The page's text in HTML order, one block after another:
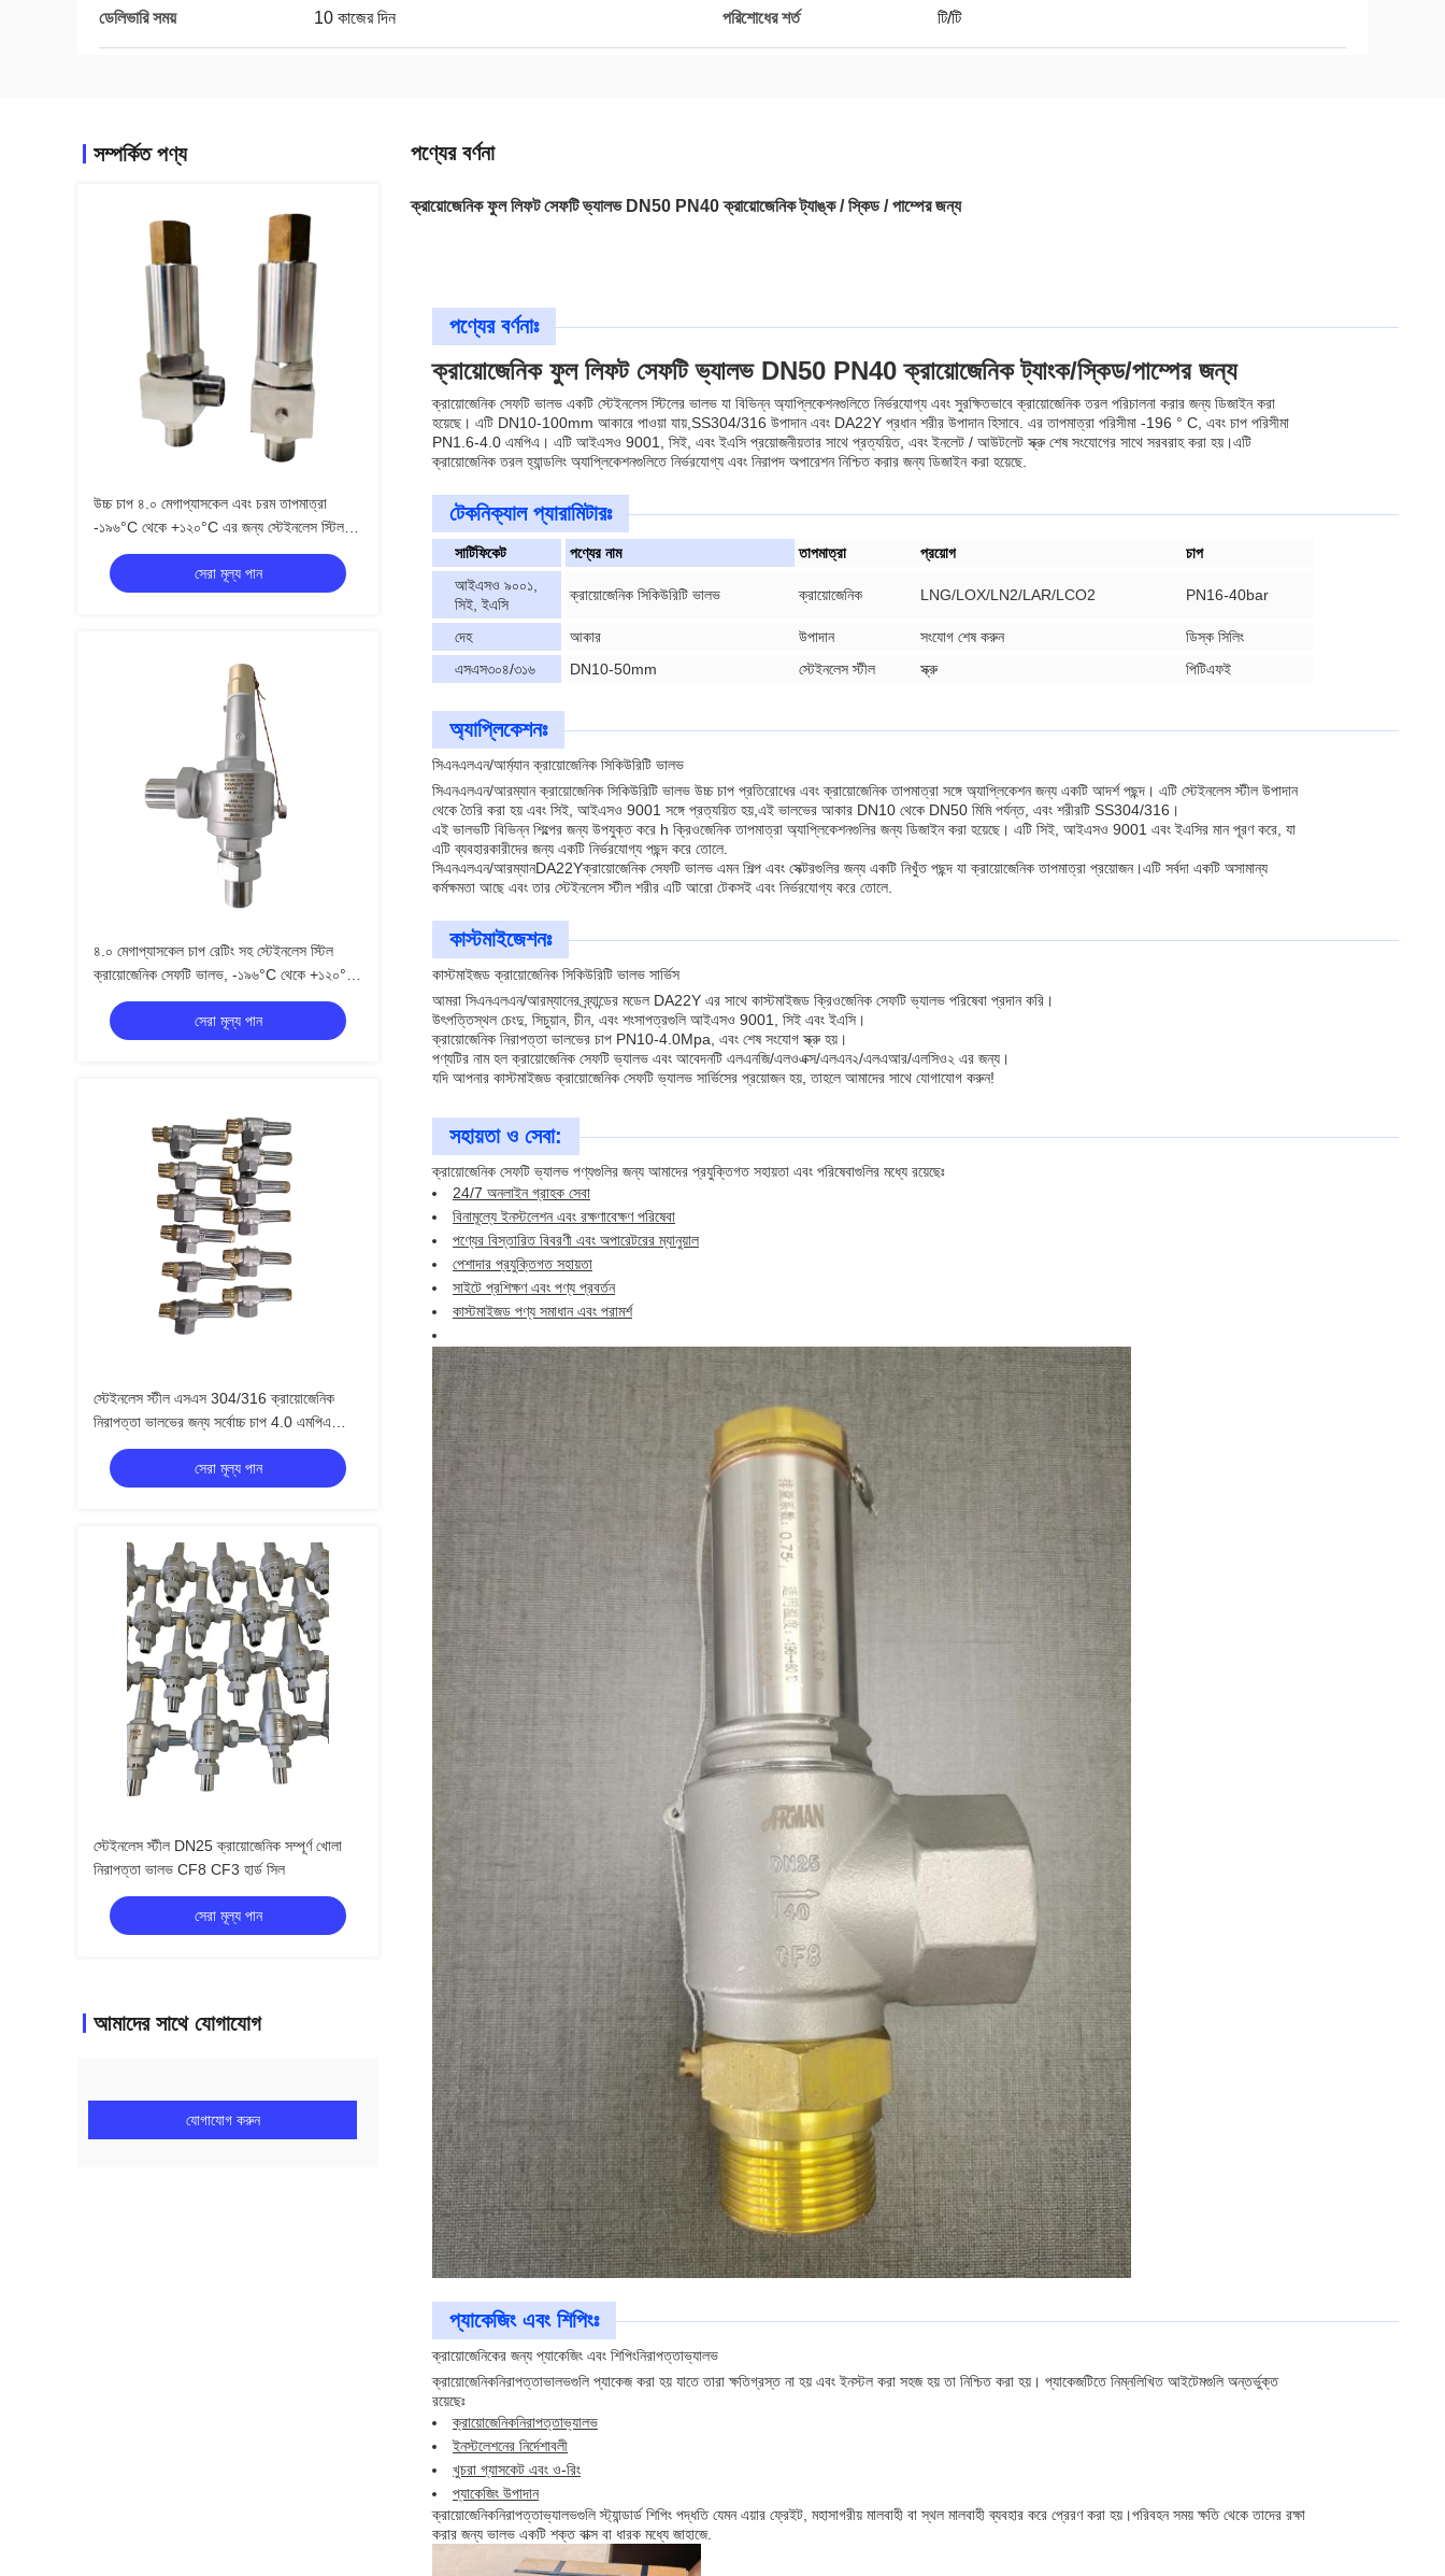
ডেলিভারি সময় 10 কাজের দিন পরিশোধের শর্ত টি/টি
সম্পর্কিত পণ্য
উচ্চ চাপ ৪.০ মেগাপ্যাসকেল এবং চরম তাপমাত্রা
-১৯৬°C থেকে +১২০°C এর জন্য স্টেইনলেস স্টিল
ক্রায়োজেনিক সেফটি ভালভ
সেরা মূল্য পান
৪.০ মেগাপ্যাসকেল চাপ রেটিং সহ স্টেইনলেস স্টিল
ক্রায়োজেনিক সেফটি ভালভ, -১৯৬°C থেকে +১২০°C
অ্যাপ্লিকেশনের জন্য
সেরা মূল্য পান
স্টেইনলেস স্টীল এসএস 304/316 ক্রায়োজেনিক
নিরাপত্তা ভালভের জন্য সর্বোচ্চ চাপ 4.0 এমপিএ
-196 °C থেকে +120 °C তাপমাত্রা পরিসীমা
সেরা মূল্য পান
স্টেইনলেস স্টীল DN25 ক্রায়োজেনিক সম্পূর্ণ খোলা
নিরাপত্তা ভালভ CF8 CF3 হার্ড সিল
সেরা মূল্য পান
আমাদের সাথে যোগাযোগ
যোগাযোগ করুন
পণ্যের বর্ণনা
ক্রায়োজেনিক ফুল লিফট সেফটি ভ্যালভ DN50 PN40 ক্রায়োজেনিক ট্যাঙ্ক / স্কিড / পাম্পের জন্য
পণ্যের বর্ণনাঃ
ক্রায়োজেনিক ফুল লিফট সেফটি ভ্যালভ DN50 PN40 ক্রায়োজেনিক ট্যাংক/স্কিড/পাম্পের জন্য
ক্রায়োজেনিক সেফটি ভালভ একটি স্টেইনলেস স্টিলের ভালভ যা বিভিন্ন অ্যাপ্লিকেশনগুলিতে নির্ভরযোগ্য এবং সুরক্ষিতভাবে ক্রায়োজেনিক তরল পরিচালনা করার জন্য ডিজাইন করা
হয়েছে। এটি DN10-100mm আকারে পাওয়া যায়,SS304/316 উপাদান এবং DA22Y প্রধান শরীর উপাদান হিসাবে. এর তাপমাত্রা পরিসীমা -196 ° C, এবং চাপ পরিসীমা
PN1.6-4.0 এমপিএ। এটি আইএসও 9001, সিই, এবং ইএসি প্রয়োজনীয়তার সাথে প্রত্যয়িত, এবং ইনলেট / আউটলেট স্ক্রু শেষ সংযোগের সাথে সরবরাহ করা হয়।এটি
ক্রায়োজেনিক তরল হ্যান্ডলিং অ্যাপ্লিকেশনগুলিতে নির্ভরযোগ্য এবং নিরাপদ অপারেশন নিশ্চিত করার জন্য ডিজাইন করা হয়েছে.
টেকনিক্যাল প্যারামিটারঃ
সার্টিফিকেট পণ্যের নাম তাপমাত্রা প্রয়োগ
চাপ
আইএসও ৯০০১,
সিই, ইএসি
ক্রায়োজেনিক সিকিউরিটি ভালভ ক্রায়োজেনিক LNG/LOX/LN2/LAR/LCO2 PN16-40bar
দেহ আকার উপাদান সংযোগ শেষ করুন
ডিস্ক সিলিং
এসএস৩০৪/৩১৬
DN10-50mm স্টেইনলেস স্টীল স্ক্রু পিটিএফই
অ্যাপ্লিকেশনঃ
সিএনএলএন/আর্ম্যান ক্রায়োজেনিক সিকিউরিটি ভালভ
সিএনএলএন/আরম্যান ক্রায়োজেনিক সিকিউরিটি ভালভ উচ্চ চাপ প্রতিরোধের এবং ক্রায়োজেনিক তাপমাত্রা সঙ্গে অ্যাপ্লিকেশন জন্য একটি আদর্শ পছন্দ। এটি স্টেইনলেস স্টীল উপাদান
থেকে তৈরি করা হয় এবং সিই, আইএসও 9001 সঙ্গে প্রত্যয়িত হয়,এই ভালভের আকার DN10 থেকে DN50 মিমি পর্যন্ত, এবং শরীরটি SS304/316।
এই ভালভটি বিভিন্ন শিল্পের জন্য উপযুক্ত করে h ক্রিওজেনিক তাপমাত্রা অ্যাপ্লিকেশনগুলির জন্য ডিজাইন করা হয়েছে। এটি সিই, আইএসও 9001 এবং ইএসির মান পূরণ করে, যা
এটি ব্যবহারকারীদের জন্য একটি নির্ভরযোগ্য পছন্দ করে তোলে.
সিএনএলএন/আরম্যানDA22Yক্রায়োজেনিক সেফটি ভালভ এমন শিল্প এবং সেক্টরগুলির জন্য একটি নিখুঁত পছন্দ যা ক্রায়োজেনিক তাপমাত্রা প্রয়োজন।এটি সর্বদা একটি অসামান্য
কর্মক্ষমতা আছে এবং তার স্টেইনলেস স্টীল শরীর এটি আরো টেকসই এবং নির্ভরযোগ্য করে তোলে.
কাস্টমাইজেশনঃ
কাস্টমাইজড ক্রায়োজেনিক সিকিউরিটি ভালভ সার্ভিস
আমরা সিএনএলএন/আরম্যানের ব্র্যান্ডের মডেল DA22Y এর সাথে কাস্টমাইজড ক্রিওজেনিক সেফটি ভ্যালভ পরিষেবা প্রদান করি।
উৎপত্তিস্থল চেংদু, সিচুয়ান, চীন, এবং শংসাপত্রগুলি আইএসও 9001, সিই এবং ইএসি।
ক্রায়োজেনিক নিরাপত্তা ভালভের চাপ PN10-4.0Mpa, এবং শেষ সংযোগ স্ক্রু হয়।
পণ্যটির নাম হল ক্রায়োজেনিক সেফটি ভ্যালভ এবং আবেদনটি এলএনজি/এলওএক্স/এলএন২/এলএআর/এলসিও২ এর জন্য।
যদি আপনার কাস্টমাইজড ক্রায়োজেনিক সেফটি ভ্যালভ সার্ভিসের প্রয়োজন হয়, তাহলে আমাদের সাথে যোগাযোগ করুন!
সহায়তা ও সেবা:
ক্রায়োজেনিক সেফটি ভ্যালভ পণ্যগুলির জন্য আমাদের প্রযুক্তিগত সহায়তা এবং পরিষেবাগুলির মধ্যে রয়েছেঃ
24/7 অনলাইন গ্রাহক সেবা
বিনামূল্যে ইনস্টলেশন এবং রক্ষণাবেক্ষণ পরিষেবা
পণ্যের বিস্তারিত বিবরণী এবং অপারেটরের ম্যানুয়াল
পেশাদার প্রযুক্তিগত সহায়তা
সাইটে প্রশিক্ষণ এবং পণ্য প্রবর্তন
কাস্টমাইজড পণ্য সমাধান এবং পরামর্শ
প্যাকেজিং এবং শিপিংঃ
ক্রায়োজেনিকের জন্য প্যাকেজিং এবং শিপিংনিরাপত্তাভ্যালভ
ক্রায়োজেনিকনিরাপত্তাভালভগুলি প্যাকেজ করা হয় যাতে তারা ক্ষতিগ্রস্ত না হয় এবং ইনস্টল করা সহজ হয় তা নিশ্চিত করা হয়। প্যাকেজটিতে নিম্নলিখিত আইটেমগুলি অন্তর্ভুক্ত
রয়েছেঃ
ক্রায়োজেনিকনিরাপত্তাভ্যালভ
ইনস্টলেশনের নির্দেশাবলী
খুচরা গ্যাসকেট এবং ও-রিং
প্যাকেজিং উপাদান
ক্রায়োজেনিকনিরাপত্তাভ্যালভগুলি স্ট্যান্ডার্ড শিপিং পদ্ধতি যেমন এয়ার ফ্রেইট, মহাসাগরীয় মালবাহী বা স্থল মালবাহী ব্যবহার করে প্রেরণ করা হয়।পরিবহন সময় ক্ষতি থেকে তাদের রক্ষা
করার জন্য ভালভ একটি শক্ত বাক্স বা ধারক মধ্যে জাহাজে.